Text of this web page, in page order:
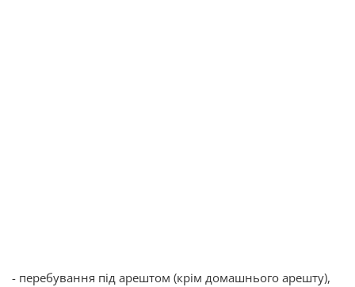
- перебування під арештом (крім домашнього арешту),